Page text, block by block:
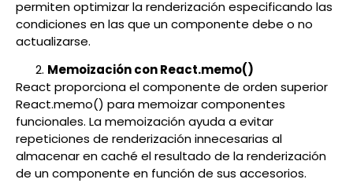
permiten optimizar la renderización especificando las
condiciones en las que un componente debe o no
actualizarse.
Memoización con React.memo()
React proporciona el componente de orden superior
React.memo() para memoizar componentes
funcionales. La memoización ayuda a evitar
repeticiones de renderización innecesarias al
almacenar en caché el resultado de la renderización
de un componente en función de sus accesorios.